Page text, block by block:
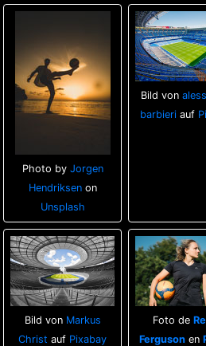
Photo by Jorgen
Hendriksenon
Unsplash
Bild von
barbieriauf
Bild von Markus
Christ auf Pixabay
Foto de
Ferguson en